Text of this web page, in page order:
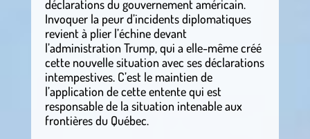
déclarations du gouvernement américain.
Invoquer la peur d’incidents diplomatiques
revient à plier l’échine devant
l’administration Trump, qui a elle-même créé
cette nouvelle situation avec ses déclarations
intempestives. C’est le maintien de
l’application de cette entente qui est
responsable de la situation intenable aux
frontières du Québec.